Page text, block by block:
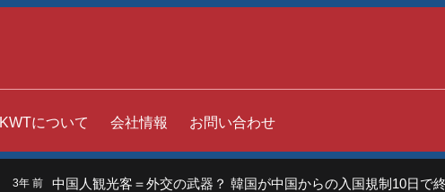
KWTについて 会社情報 お問い合わせ
3年 前 中国人観光客＝外交の武器？ 韓国が中国からの入国規制10日で終了